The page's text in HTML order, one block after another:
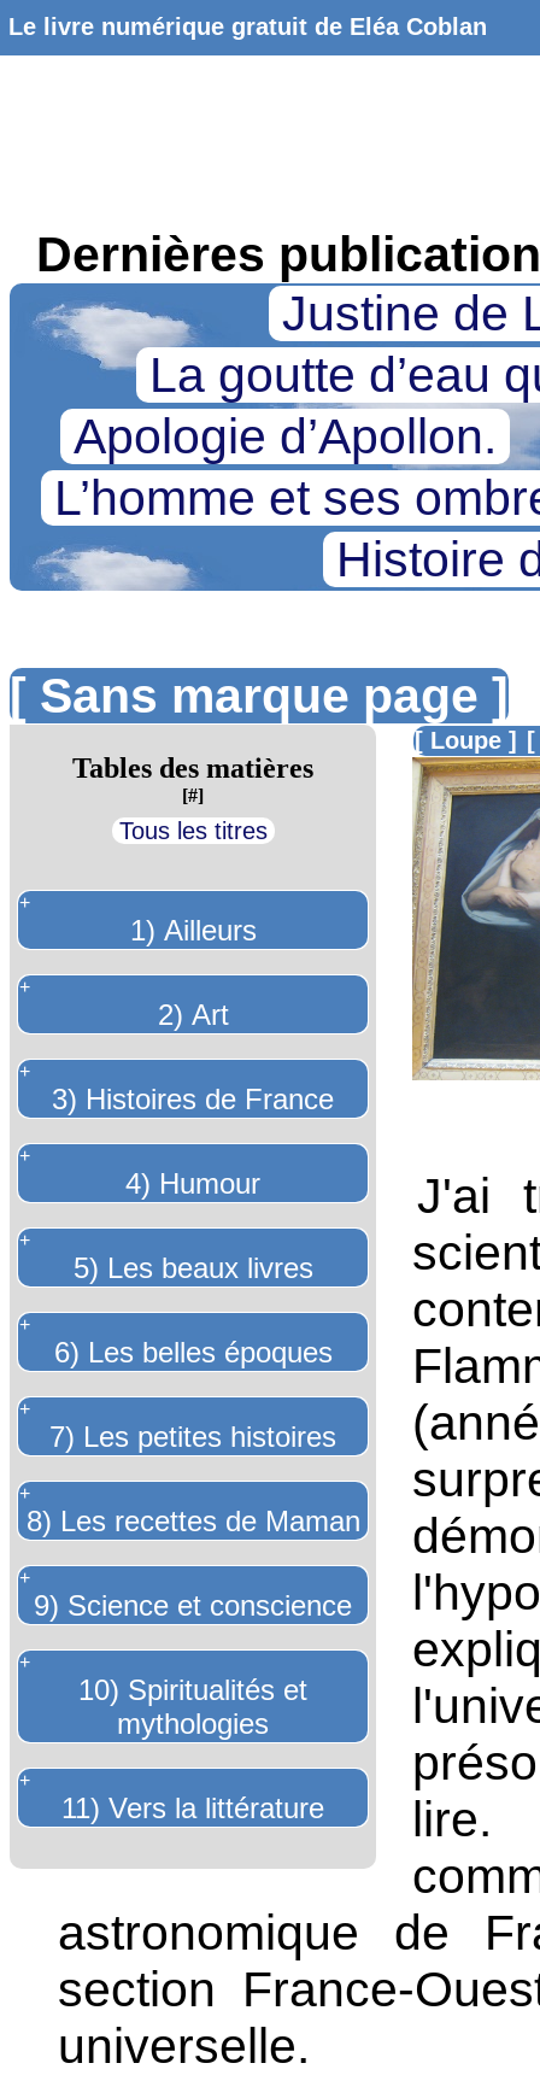
Le livre numérique gratuit de Eléa Coblan
Dernières
Justine de
La goutte d’eau
Apologie d’Apollon.
L’homme et ses
Histoire
[ Sans marque page ]
Tables des matières
[#]
Tous les titres
+
1) Ailleurs
+
2) Art
+
3) Histoires de France
+
4) Humour
+
5) Les beaux livres
+
6) Les belles époques
+
7) Les petites histoires
+
8) Les recettes de Maman
+
9) Science et conscience
+
10) Spiritualités et
mythologies
+
11) Vers la littérature
[ Loupe ]
J'ai
lire.
astronomique de
section France-
universelle.